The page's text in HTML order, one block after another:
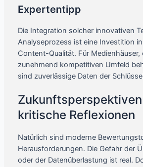
Expertentipp
Die Integration solcher innovativen
Analyseprozess ist eine Investition
Content-Qualität. Für Medienhäuser,
zunehmend kompetitiven Umfeld
sind zuverlässige Daten der
kritische Reflexionen
Natürlich sind moderne
Herausforderungen. Die Gefahr der
oder der Datenüberlastung ist real.